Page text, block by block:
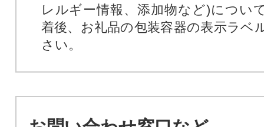
レルギー情報、添加物など)につい
着後、お礼品の包装容器の表示ラベ
さい。